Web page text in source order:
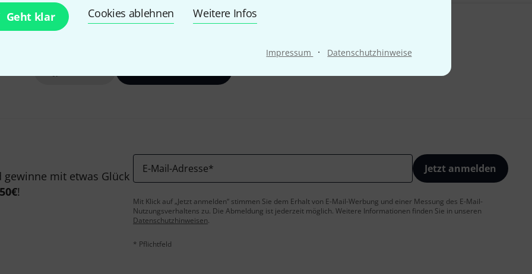
Geht klar Cookies ablehnen Weitere Infos
Impressum · Datenschutzhinweise
Gefällt Ihnen, was Sie sehen?
mit etwas Glück
50€!
E-Mail-Adresse* Jetzt anmelden
Mit Klick auf „Jetzt anmelden“ stimmen Sie dem Erhalt von E-Mail-Werbung und einer Messung des E-Mail-
Nutzungsverhaltens zu. Die Abmeldung ist jederzeit möglich. Weitere Informationen finden Sie in unseren
Datenschutzhinweisen.
* Pflichtfeld